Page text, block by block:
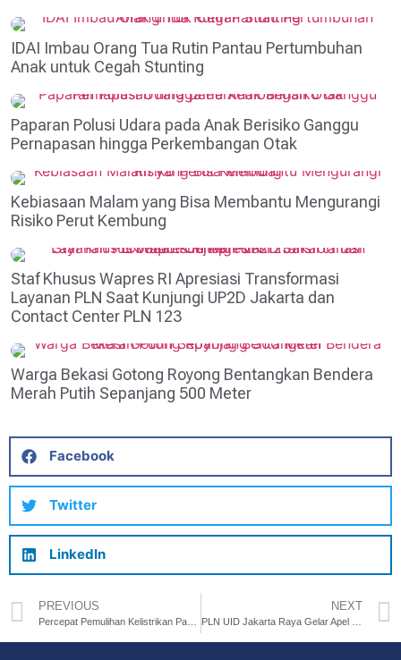
IDAI Imbau Orang Tua Rutin Pantau Pertumbuhan
Anak untuk Cegah Stunting
Paparan Polusi Udara pada Anak Berisiko Ganggu
Pernapasan hingga Perkembangan Otak
Kebiasaan Malam yang Bisa Membantu Mengurangi
Risiko Perut Kembung
Staf Khusus Wapres RI Apresiasi Transformasi
Layanan PLN Saat Kunjungi UP2D Jakarta dan
Contact Center PLN 123
Warga Bekasi Gotong Royong Bentangkan Bendera
Merah Putih Sepanjang 500 Meter
Facebook
Twitter
LinkedIn
PREVIOUS NEXT